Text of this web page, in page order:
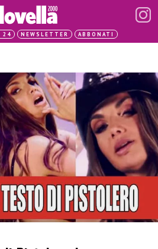
24 NEWSLETTER ABBONATI